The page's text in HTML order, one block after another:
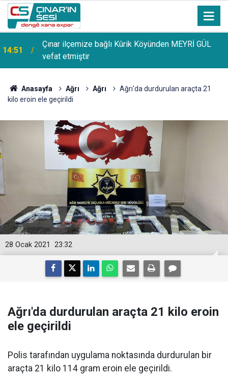
14:51
Çınar ilçemize bağlı Kûrik Köyünden MEYRİ GÜL
vefat etmiştir
Anasayfa Ağrı Ağrı
Ağrı'da durdurulan araçta 21
kilo eroin ele geçirildi
23:32
28 Ocak 2021
Ağrı'da durdurulan araçta 21 kilo eroin
ele geçirildi
Polis tarafından uygulama noktasında durdurulan bir
araçta 21 kilo 114 gram eroin ele geçirildi.